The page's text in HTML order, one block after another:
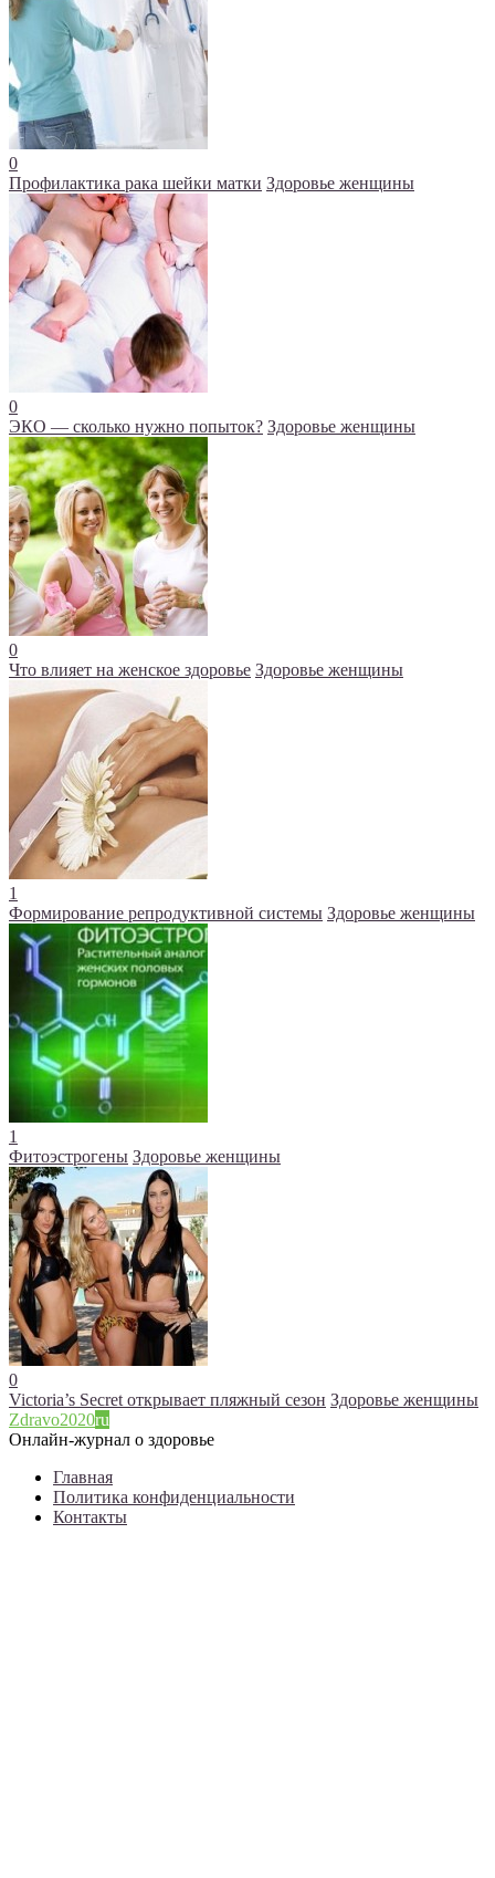
0
Профилактика рака шейки матки Здоровье женщины
0
ЭКО — сколько нужно попыток? Здоровье женщины
0
Что влияет на женское здоровье Здоровье женщины
1
Формирование репродуктивной системы Здоровье женщины
1
Фитоэстрогены Здоровье женщины
0
Victoria’s Secret открывает пляжный сезон Здоровье женщины
Zdravo2020ru
Онлайн-журнал о здоровье
Главная
Политика конфиденциальности
Контакты